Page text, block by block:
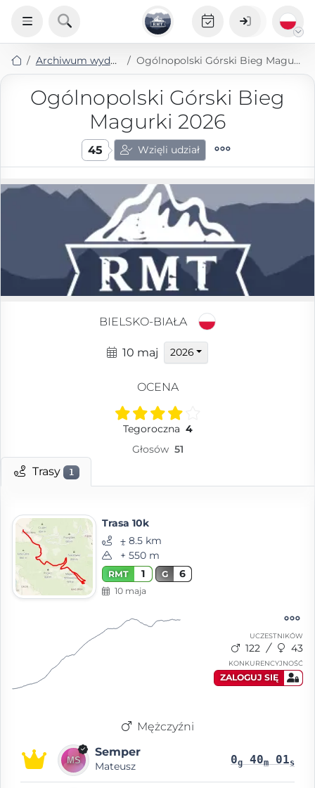
Archiwum wydarzeń Ogólnopolski Górski Bieg Magurki 2026
Ogólnopolski Górski Bieg
Magurki 2026
45 Wzięli udział
BIELSKO-BIAŁA
10 maj 2026
OCENA
Tegoroczna 4
Głosów 51
Trasy 1
Trasa 10k
⨦ 8.5 km
+ 550 m
RMT 1 G 6
10 maja
UCZESTNIKÓW
122 43
KONKURENCYJNOŚĆ
ZALOGUJ SIĘ
Mężczyźni
Semper
Mateusz 0g 40m 01s